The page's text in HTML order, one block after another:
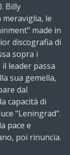
Billy
le
made in
discografia di
sopra i
leader passa
sua gemella,
dal
capacità di
"Leningrad".
pace e
poi rinuncia.